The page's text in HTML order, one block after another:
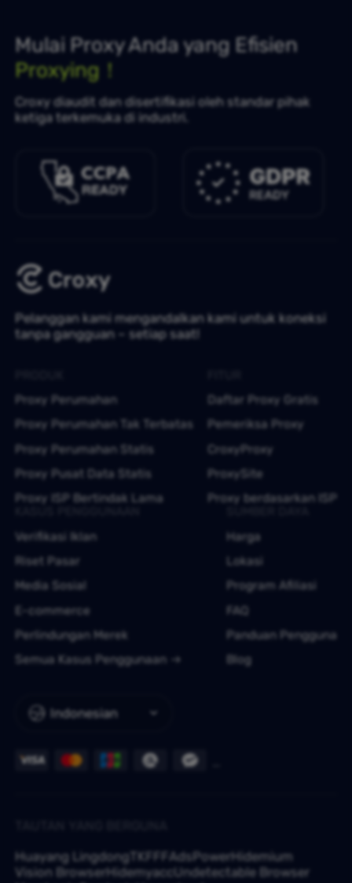
Mulai Proxy Anda yang Efisien
Proxying！
Croxy diaudit dan disertifikasi oleh standar pihak
ketiga terkemuka di industri.
Pelanggan kami mengandalkan kami untuk koneksi
tanpa gangguan – setiap saat!
Indonesian
Proxy Perumahan
Proxy Perumahan Tak Terbatas
Proxy Perumahan Statis
Proxy Pusat Data Statis
Proxy ISP Bertindak Lama
Daftar Proxy Gratis
Pemeriksa Proxy
CroxyProxy
ProxySite
Proxy berdasarkan ISP
Verifikasi Iklan
Riset Pasar
Media Sosial
E-commerce
Perlindungan Merek
Semua Kasus Penggunaan
Harga
Lokasi
Program Afiliasi
FAQ
Panduan Pengguna
Blog
Huayang Lingdong TKFFF AdsPowerHidemium
Vision BrowserHidemyaccUndetectable Browser